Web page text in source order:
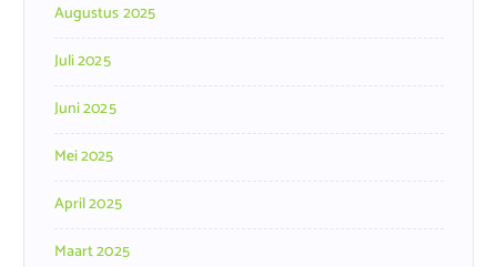
Augustus 2025
Juli 2025
Juni 2025
Mei 2025
April 2025
Maart 2025